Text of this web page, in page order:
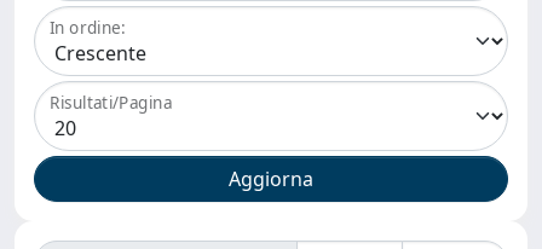
In ordine:
Risultati/Pagina